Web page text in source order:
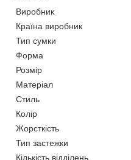
Виробник
Країна виробник
Тип сумки
Форма
Розмір
Матеріал
Стиль
Колір
Жорсткість
Тип застежки
Кількість відділень